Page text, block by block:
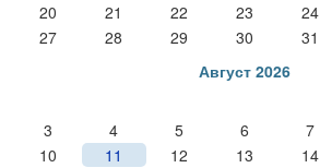
20
21 22 23 24
27
28 29 30
31
Август 2026
3
4 5 6 7
10
11 12 13 14